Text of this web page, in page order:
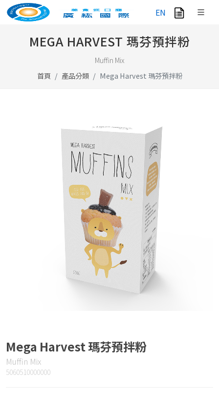
EN
MEGA HARVEST 瑪芬預拌粉
Muffin Mix
首頁 產品分類 Mega Harvest 瑪芬預拌粉
Mega Harvest 瑪芬預拌粉
Muffin Mix
5060510000000